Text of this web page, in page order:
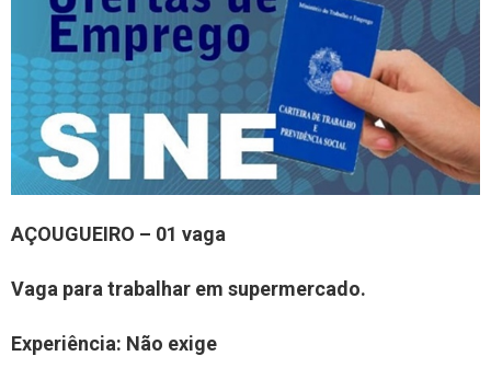
AÇOUGUEIRO – 01 vaga
Vaga para trabalhar em supermercado.
Experiência: Não exige